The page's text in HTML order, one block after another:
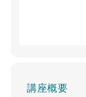
講座概要